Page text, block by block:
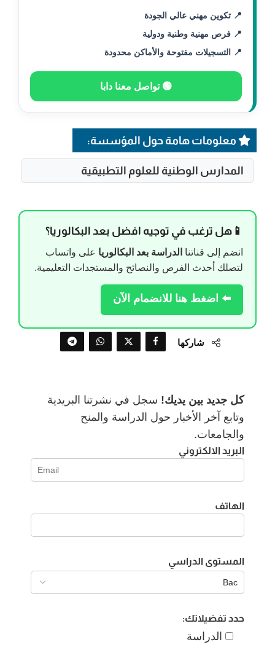
📍 تكوين مهني عالي الجودة
📍 فرص مهنية وطنية ودولية
📍 التسجيلات مفتوحة والأماكن محدودة
🟢 تواصل معنا دابا
معلومات هامة حول المؤسسة:
المدارس الوطنية للعلوم التطبيقية
📱هل ترغب في توجيه افضل بعد البكالوريا؟
انضم إلى قناتنا الدراسة بعد البكالوريا على واتساب
لتصلك أحدث الفرص والنصائح والمستجدات التعليمية.
⬅️ اضغط هنا للانضمام الآن
شاركها
كل جديد بين يديك! سجل في نشرتنا البريدية
وتابع آخر الأخبار حول الدراسة والمنح
والجامعات.
البريد الالكتروني
الهاتف
المستوى الدراسي
حدد تفضيلاتك:
الدراسة